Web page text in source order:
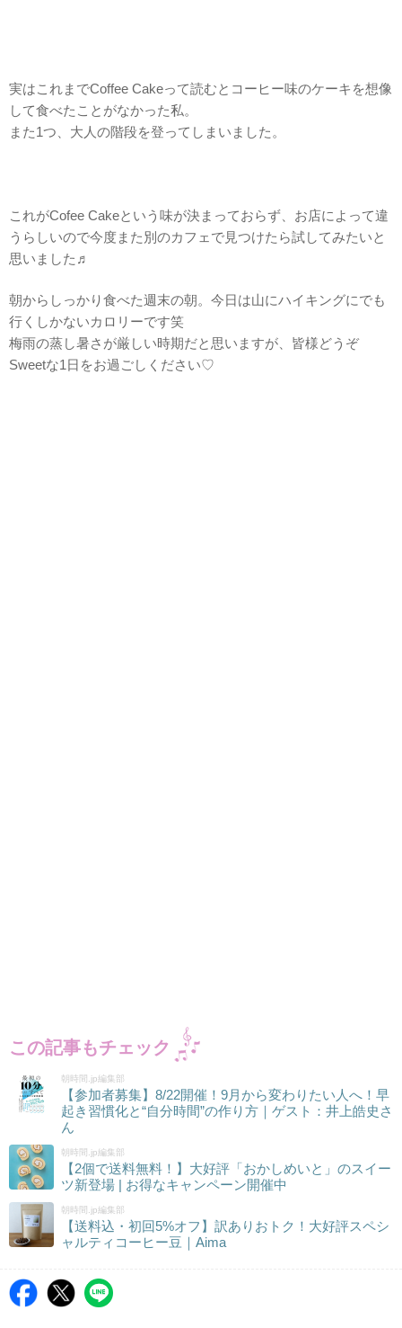
実はこれまでCoffee Cakeって読むとコーヒー味のケーキを想像
して食べたことがなかった私。
また1つ、大人の階段を登ってしまいました。
これがCofee Cakeという味が決まっておらず、お店によって違
うらしいので今度また別のカフェで見つけたら試してみたいと
思いました♬
朝からしっかり食べた週末の朝。今日は山にハイキングにでも
行くしかないカロリーです笑
梅雨の蒸し暑さが厳しい時期だと思いますが、皆様どうぞ
Sweetな1日をお過ごしください♡
この記事もチェック
朝時間.jp編集部
【参加者募集】8/22開催！9月から変わりたい人へ！早
起き習慣化と“自分時間”の作り方｜ゲスト：井上皓史さ
ん
朝時間.jp編集部
【2個で送料無料！】大好評「おかしめいと」のスイー
ツ新登場 | お得なキャンペーン開催中
朝時間.jp編集部
【送料込・初回5%オフ】訳ありおトク！大好評スペシ
ャルティコーヒー豆｜Aima